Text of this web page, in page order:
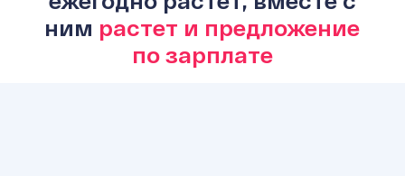
ним растет и предложение
по зарплате